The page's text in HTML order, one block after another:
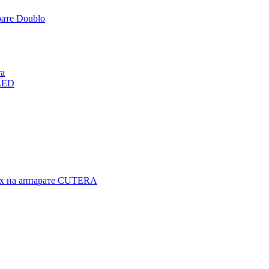
Doublo
на аппарате CUTERA